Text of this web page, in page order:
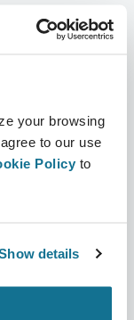
your browsing
to our use
Policy to
details
хирурга